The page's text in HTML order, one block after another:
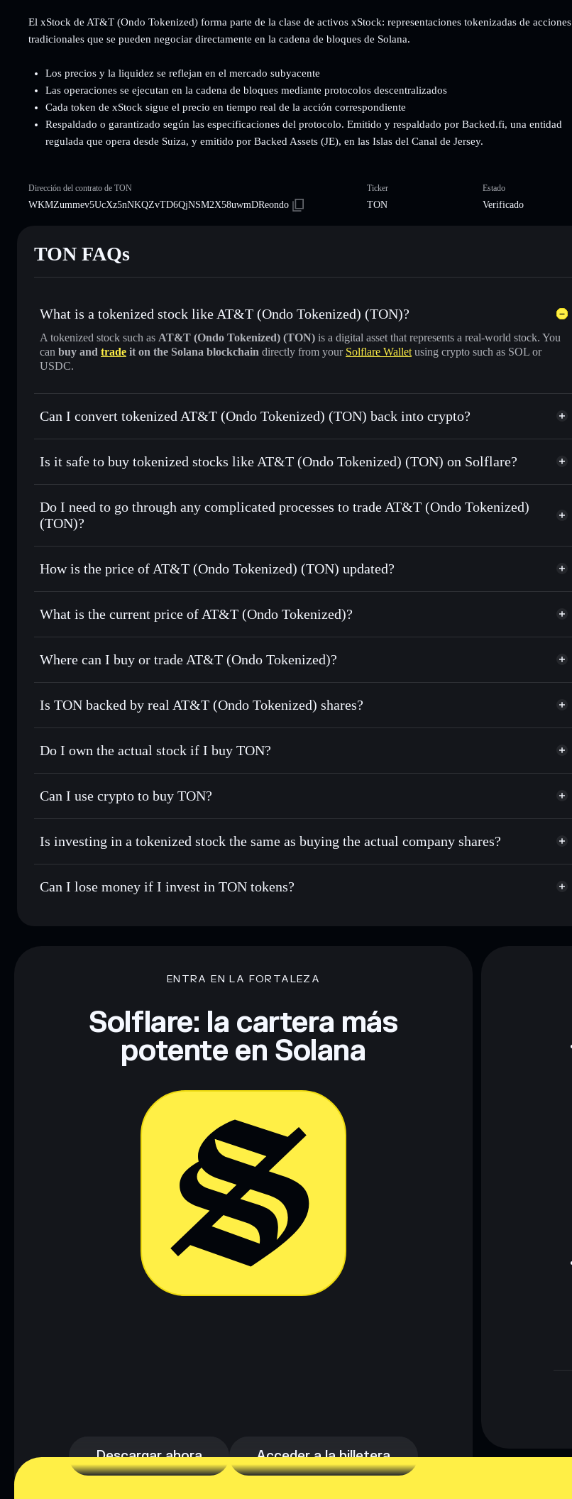
El xStock de AT&T (Ondo Tokenized) forma parte de la clase de activos xStock: representaciones tokenizadas de acciones
tradicionales que se pueden negociar directamente en la cadena de bloques de Solana.
Los precios y la liquidez se reflejan en el mercado subyacente
Las operaciones se ejecutan en la cadena de bloques mediante protocolos descentralizados
Cada token de xStock sigue el precio en tiempo real de la acción correspondiente
Respaldado o garantizado según las especificaciones del protocolo. Emitido y respaldado por Backed.fi, una entidad
regulada que opera desde Suiza, y emitido por Backed Assets (JE), en las Islas del Canal de Jersey.
Dirección del contrato de TON
WKMZummev5UcXz5nNKQZvTD6QjNSM2X58uwmDReondo
Ticker
TON
Estado
Verificado
TON FAQs
What is a tokenized stock like AT&T (Ondo Tokenized) (TON)?
A tokenized stock such as AT&T (Ondo Tokenized) (TON) is a digital asset that represents a real-world stock. You
can buy and trade it on the Solana blockchain directly from your Solflare Wallet using crypto such as SOL or
USDC.
Can I convert tokenized AT&T (Ondo Tokenized) (TON) back into crypto?
AT&T (Ondo Tokenized) swapped for USDC or SOL anytime
Is it safe to buy tokenized stocks like AT&T (Ondo Tokenized) (TON) on Solflare?
1:1 backed, on-chain, and transparently verified
Do I need to go through any complicated processes to trade AT&T (Ondo Tokenized)
(TON)?
How is the price of AT&T (Ondo Tokenized) (TON) updated?
AT&T (Ondo Tokenized) match the real-world stock price
What is the current price of AT&T (Ondo Tokenized)?
AT&T (Ondo Tokenized) $23.71 2.91%
Where can I buy or trade AT&T (Ondo Tokenized)?
Solflare Wallet
Is TON backed by real AT&T (Ondo Tokenized) shares?
Do I own the actual stock if I buy TON?
Can I use crypto to buy TON?
Is investing in a tokenized stock the same as buying the actual company shares?
Can I lose money if I invest in TON tokens?
ENTRA EN LA FORTALEZA
Solflare: la cartera más
potente en Solana
Descargar ahora Acceder a la billetera